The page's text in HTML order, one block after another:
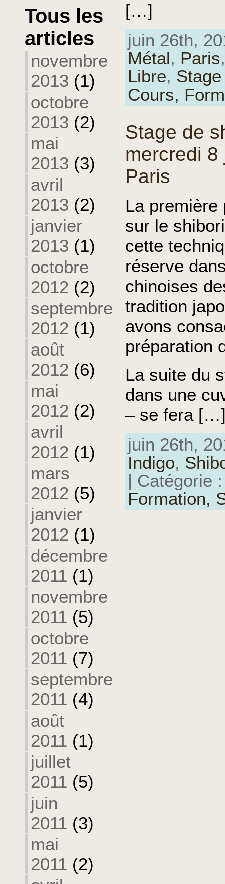
Tous les
articles
novembre
2013 (1)
octobre
2013 (2)
mai
2013 (3)
avril
2013 (2)
janvier
2013 (1)
octobre
2012 (2)
septembre
2012 (1)
août
2012 (6)
mai
2012 (2)
avril
2012 (1)
mars
2012 (5)
janvier
2012 (1)
décembre
2011 (1)
novembre
2011 (5)
octobre
2011 (7)
septembre
2011 (4)
août
2011 (1)
juillet
2011 (5)
juin
2011 (3)
mai
2011 (2)
[…]
juin 26th,
Métal, Paris
Libre, Stage
Cours,
Stage de
mercredi 8
Paris
La première
sur le
cette
réserve
chinoises
tradition
avons
préparation
La suite du
dans une
– se fera
juin 26th,
Indigo,
| Catégorie
Formation,